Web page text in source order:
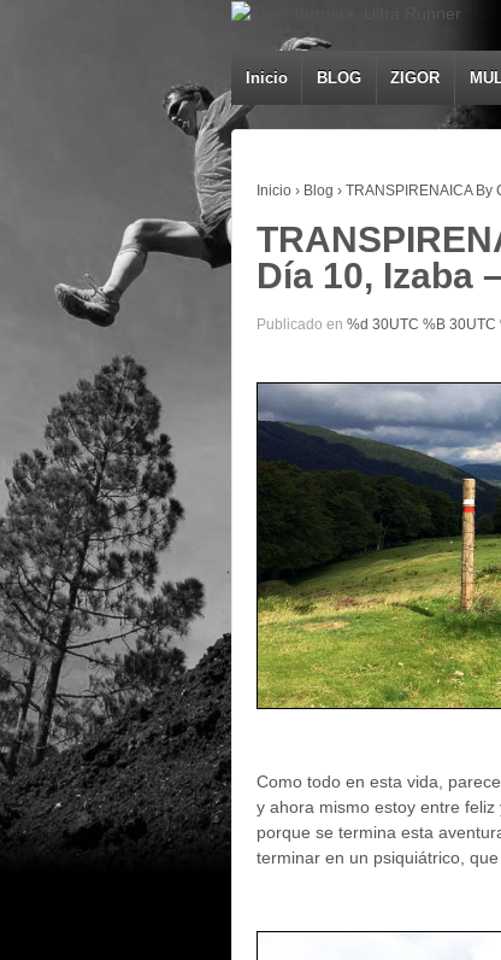
Inicio BLOG ZIGOR
Inicio › Blog › TRANSPIRENAICA By
Día 10, Izaba
Publicado en %d 30UTC %B 30UTC
Como todo en esta vida,
y ahora mismo estoy entre
porque se termina esta
terminar en un psiquiátrico,